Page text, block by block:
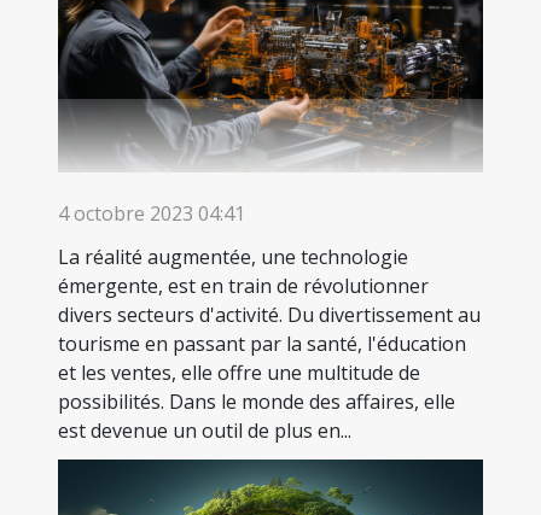
4 octobre 2023 04:41
La réalité augmentée, une technologie
émergente, est en train de révolutionner
divers secteurs d'activité. Du divertissement au
tourisme en passant par la santé, l'éducation
et les ventes, elle offre une multitude de
possibilités. Dans le monde des affaires, elle
est devenue un outil de plus en...